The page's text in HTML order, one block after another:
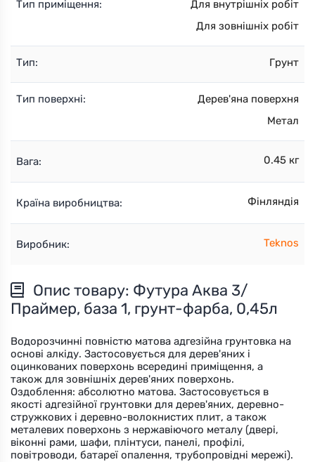
Тип приміщення:
Для внутрішніх робіт
Для зовнішніх робіт
Тип: Грунт
Тип поверхні:
Дерев'яна поверхня
Метал
Вага: 0.45 кг
Країна виробництва: Фінляндія
Виробник: Teknos
Опис товару: Футура Аква 3/
Праймер, база 1, грунт-фарба, 0,45л
Водорозчинні повністю матова адгезійна грунтовка на
основі алкіду. Застосовується для дерев'яних і
оцинкованих поверхонь всередині приміщення, а
також для зовнішніх дерев'яних поверхонь.
Оздоблення: абсолютно матова. Застосовується в
якості адгезійної грунтовки для дерев'яних, деревно-
стружкових і деревно-волокнистих плит, а також
металевих поверхонь з нержавіючого металу (двері,
віконні рами, шафи, плінтуси, панелі, профілі,
повітроводи, батареї опалення, трубопровідні мережі).